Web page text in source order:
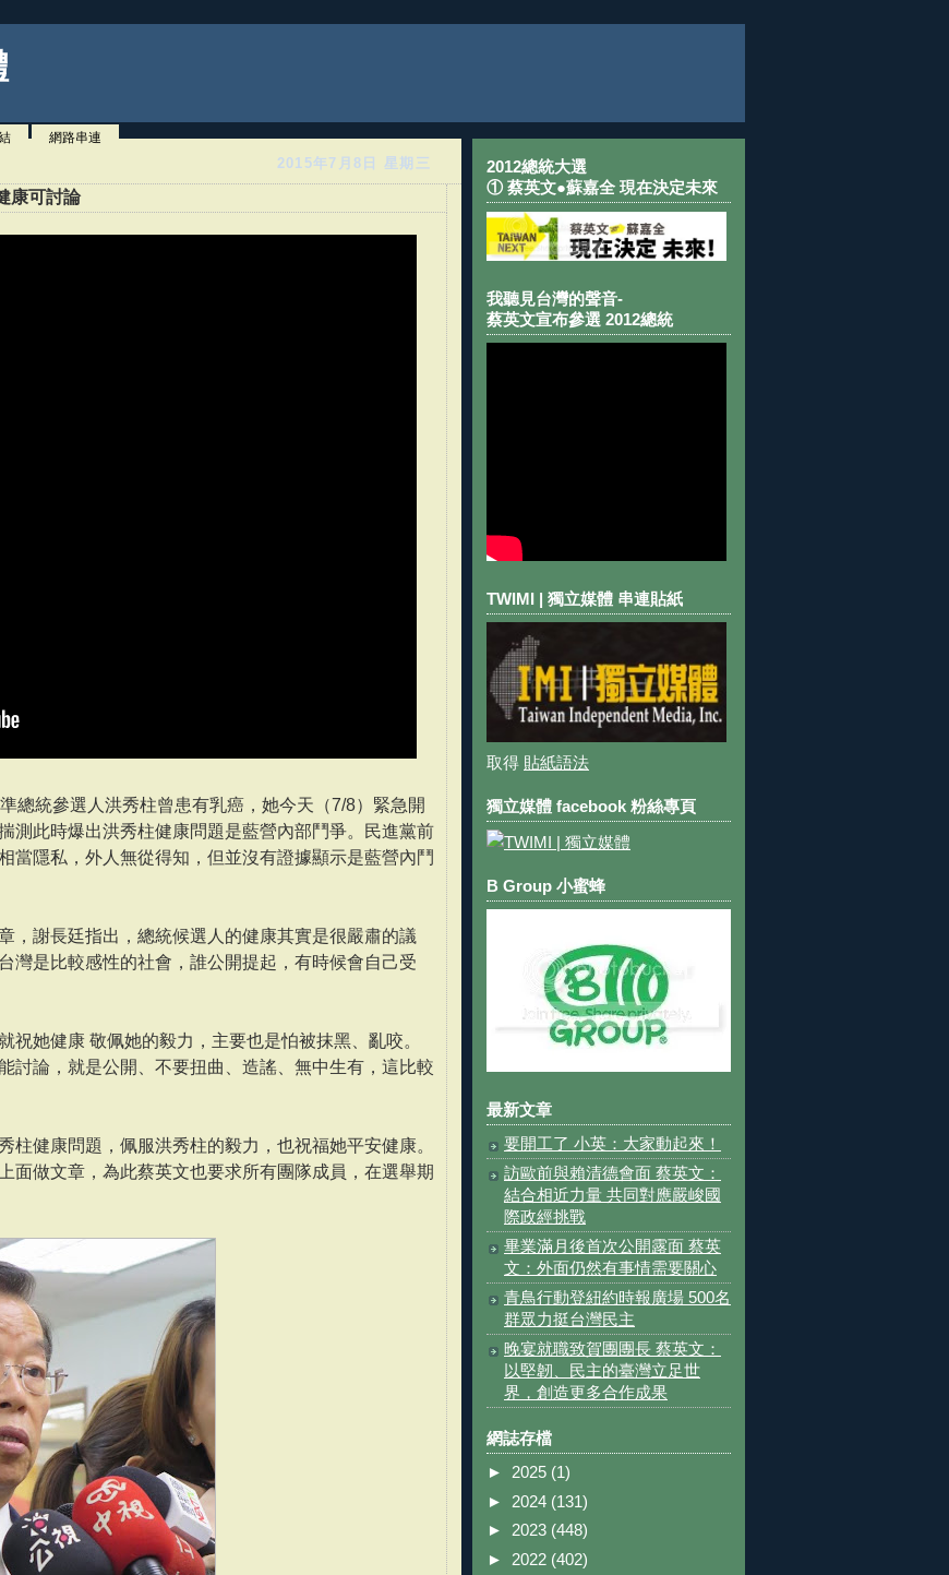
網路串連
2015年7月8日 星期三
康可討論
總統參選人洪秀柱曾患有乳癌，她今天（7/8）緊急開
測此時爆出洪秀柱健康問題是藍營內部鬥爭。民進黨前
當隱私，外人無從得知，但並沒有證據顯示是藍營內鬥
，謝長廷指出，總統候選人的健康其實是很嚴肅的議
灣是比較感性的社會，誰公開提起，有時候會自己受
祝她健康 敬佩她的毅力，主要也是怕被抹黑、亂咬。
討論，就是公開、不要扭曲、造謠、無中生有，這比較
柱健康問題，佩服洪秀柱的毅力，也祝福她平安健康。
面做文章，為此蔡英文也要求所有團隊成員，在選舉期
2012總統大選
① 蔡英文●蘇嘉全 現在決定未來
我聽見台灣的聲音-
蔡英文宣布參選 2012總統
TWIMI | 獨立媒體 串連貼紙
取得 貼紙語法
獨立媒體 facebook 粉絲專頁
B Group 小蜜蜂
最新文章
要開工了 小英：大家動起來！
訪歐前與賴清德會面 蔡英文：
結合相近力量 共同對應嚴峻國
際政經挑戰
畢業滿月後首次公開露面 蔡英
文：外面仍然有事情需要關心
青鳥行動登紐約時報廣場 500名
群眾力挺台灣民主
晚宴就職致賀團團長 蔡英文：
以堅韌、民主的臺灣立足世
界，創造更多合作成果
網誌存檔
► 2025 (1)
► 2024 (131)
► 2023 (448)
► 2022 (402)